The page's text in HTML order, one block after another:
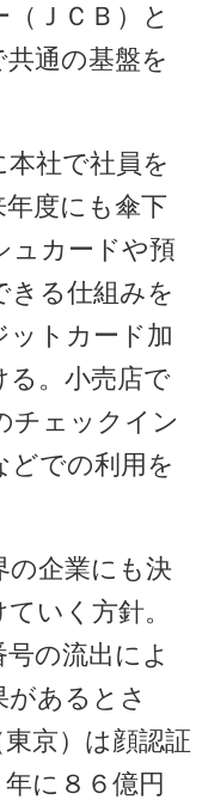
ＪＣＢ）と
通の基盤を
社で社員を
度にも傘下
ュカードや預
きる仕組みを
ットカード加
る。小売店で
チェックイン
どでの利用を
企業にも決
いく方針。
の流出によ
があるとさ
京）は顔認証
に８６億円